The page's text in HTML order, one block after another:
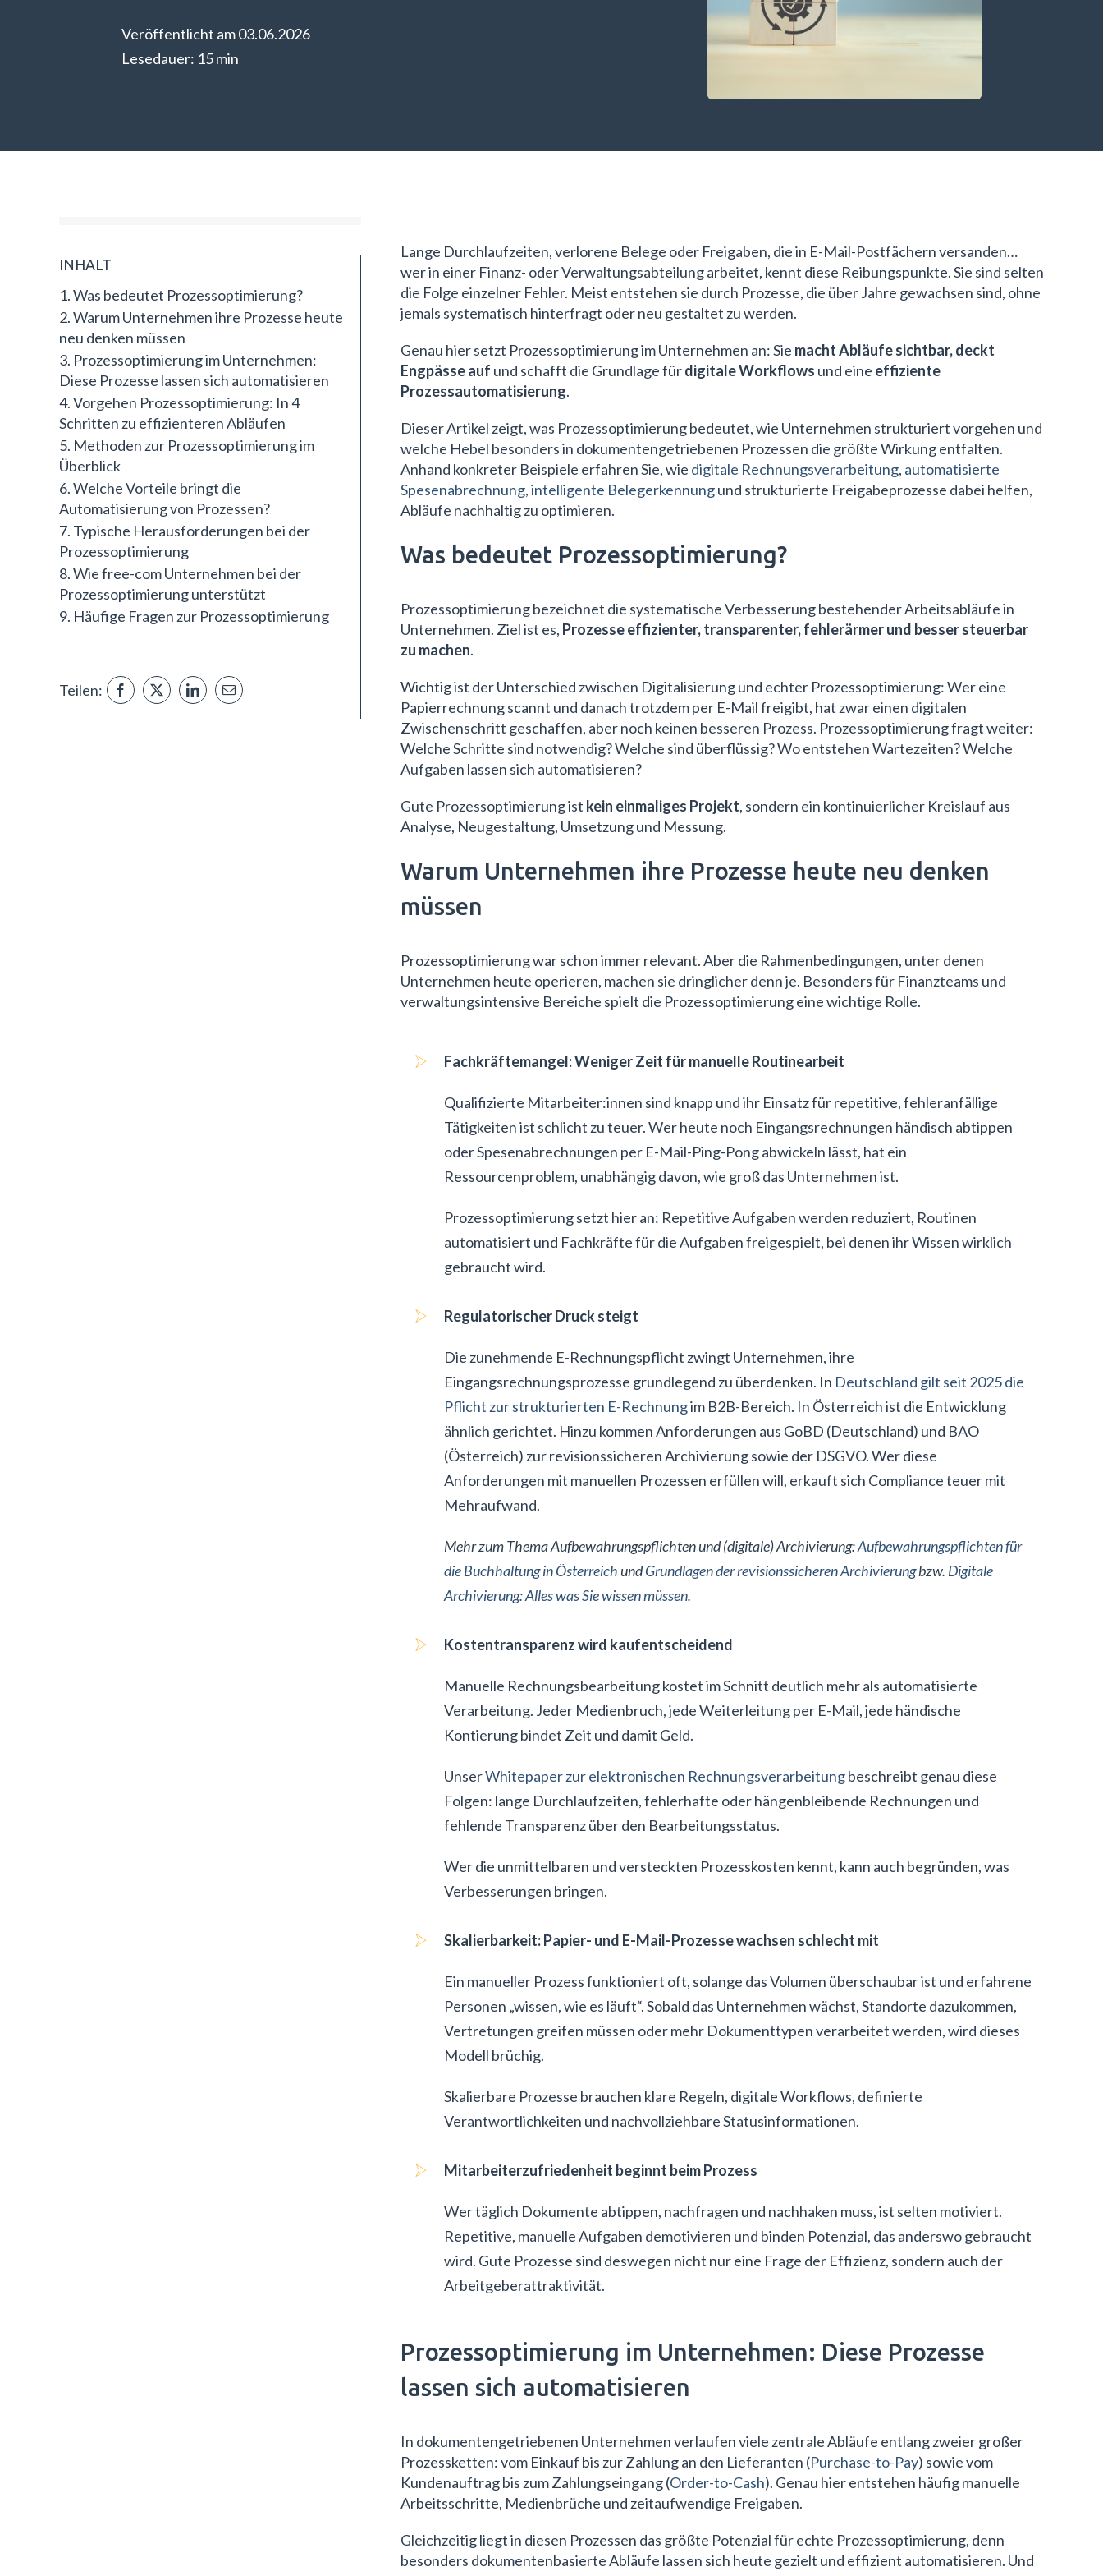
Veröffentlicht am 03.06.2026
Lesedauer: 15 min
INHALT
Was bedeutet Prozessoptimierung?
Warum Unternehmen ihre Prozesse heute
neu denken müssen
Prozessoptimierung im Unternehmen:
Diese Prozesse lassen sich automatisieren
Vorgehen Prozessoptimierung: In 4
Schritten zu effizienteren Abläufen
Methoden zur Prozessoptimierung im
Überblick
Welche Vorteile bringt die
Automatisierung von Prozessen?
Typische Herausforderungen bei der
Prozessoptimierung
Wie free-com Unternehmen bei der
Prozessoptimierung unterstützt
Häufige Fragen zur Prozessoptimierung
Teilen:
Lange Durchlaufzeiten, verlorene Belege oder Freigaben, die in E-Mail-Postfächern versanden…
wer in einer Finanz- oder Verwaltungsabteilung arbeitet, kennt diese Reibungspunkte. Sie sind selten
die Folge einzelner Fehler. Meist entstehen sie durch Prozesse, die über Jahre gewachsen sind, ohne
jemals systematisch hinterfragt oder neu gestaltet zu werden.
Genau hier setzt Prozessoptimierung im Unternehmen an: Sie macht Abläufe sichtbar, deckt
Engpässe auf und schafft die Grundlage fürdigitale Workflows und eine effiziente
Prozessautomatisierung.
Dieser Artikel zeigt, was Prozessoptimierung bedeutet, wie Unternehmen strukturiert vorgehen und
welche Hebel besonders in dokumentengetriebenen Prozessen die größte Wirkung entfalten.
Anhand konkreter Beispiele erfahren Sie, wie digitale Rechnungsverarbeitung, automatisierte
Spesenabrechnung, intelligente Belegerkennungund strukturierte Freigabeprozesse dabei helfen,
Abläufe nachhaltig zu optimieren.
Was bedeutet Prozessoptimierung?
Prozessoptimierung bezeichnet die systematische Verbesserung bestehender Arbeitsabläufe in
Unternehmen. Ziel ist es, Prozesse effizienter, transparenter, fehlerärmer und besser steuerbar
zu machen.
Wichtig ist der Unterschied zwischen Digitalisierung und echter Prozessoptimierung: Wer eine
Papierrechnung scannt und danach trotzdem per E-Mail freigibt, hat zwar einen digitalen
Zwischenschritt geschaffen, aber noch keinen besseren Prozess. Prozessoptimierung fragt weiter:
Welche Schritte sind notwendig? Welche sind überflüssig? Wo entstehen Wartezeiten? Welche
Aufgaben lassen sich automatisieren?
Gute Prozessoptimierung ist kein einmaliges Projekt, sondern ein kontinuierlicher Kreislauf aus
Analyse, Neugestaltung, Umsetzung und Messung.
Warum Unternehmen ihre Prozesse heute neu denken
müssen
Prozessoptimierung war schon immer relevant. Aber die Rahmenbedingungen, unter denen
Unternehmen heute operieren, machen sie dringlicher denn je. Besonders für Finanzteams und
verwaltungsintensive Bereiche spielt die Prozessoptimierung eine wichtige Rolle.
Fachkräftemangel: Weniger Zeit für manuelle Routinearbeit
Qualifizierte Mitarbeiter:innen sind knapp und ihr Einsatz für repetitive, fehleranfällige
Tätigkeiten ist schlicht zu teuer. Wer heute noch Eingangsrechnungen händisch abtippen
oder Spesenabrechnungen per E-Mail-Ping-Pong abwickeln lässt, hat ein
Ressourcenproblem, unabhängig davon, wie groß das Unternehmen ist.
Prozessoptimierung setzt hier an: Repetitive Aufgaben werden reduziert, Routinen
automatisiert und Fachkräfte für die Aufgaben freigespielt, bei denen ihr Wissen wirklich
gebraucht wird.
Regulatorischer Druck steigt
Die zunehmende E-Rechnungspflicht zwingt Unternehmen, ihre
Eingangsrechnungsprozesse grundlegend zu überdenken. In Deutschland gilt seit 2025 die
Pflicht zur strukturierten E-Rechnungim B2B-Bereich. In Österreich ist die Entwicklung
ähnlich gerichtet. Hinzu kommen Anforderungen aus GoBD (Deutschland) und BAO
(Österreich) zur revisionssicheren Archivierung sowie der DSGVO. Wer diese
Anforderungen mit manuellen Prozessen erfüllen will, erkauft sich Compliance teuer mit
Mehraufwand.
Mehr zum Thema Aufbewahrungspflichten und (digitale) Archivierung:Aufbewahrungspflichten für
die Buchhaltung in ÖsterreichundGrundlagen der revisionssicheren Archivierungbzw. Digitale
Archivierung: Alles was Sie wissen müssen.
Kostentransparenz wird kaufentscheidend
Manuelle Rechnungsbearbeitung kostet im Schnitt deutlich mehr als automatisierte
Verarbeitung. Jeder Medienbruch, jede Weiterleitung per E-Mail, jede händische
Kontierung bindet Zeit und damit Geld.
UnserWhitepaper zur elektronischen Rechnungsverarbeitungbeschreibt genau diese
Folgen: lange Durchlaufzeiten, fehlerhafte oder hängenbleibende Rechnungen und
fehlende Transparenz über den Bearbeitungsstatus.
Wer die unmittelbaren und versteckten Prozesskosten kennt, kann auch begründen, was
Verbesserungen bringen.
Skalierbarkeit: Papier- und E-Mail-Prozesse wachsen schlecht mit
Ein manueller Prozess funktioniert oft, solange das Volumen überschaubar ist und erfahrene
Personen „wissen, wie es läuft“. Sobald das Unternehmen wächst, Standorte dazukommen,
Vertretungen greifen müssen oder mehr Dokumenttypen verarbeitet werden, wird dieses
Modell brüchig.
Skalierbare Prozesse brauchen klare Regeln, digitale Workflows, definierte
Verantwortlichkeiten und nachvollziehbare Statusinformationen.
Mitarbeiterzufriedenheit beginnt beim Prozess
Wer täglich Dokumente abtippen, nachfragen und nachhaken muss, ist selten motiviert.
Repetitive, manuelle Aufgaben demotivieren und binden Potenzial, das anderswo gebraucht
wird. Gute Prozesse sind deswegen nicht nur eine Frage der Effizienz, sondern auch der
Arbeitgeberattraktivität.
Prozessoptimierung im Unternehmen: Diese Prozesse
lassen sich automatisieren
In dokumentengetriebenen Unternehmen verlaufen viele zentrale Abläufe entlang zweier großer
Prozessketten: vom Einkauf bis zur Zahlung an den Lieferanten (Purchase-to-Pay) sowie vom
Kundenauftrag bis zum Zahlungseingang (Order-to-Cash). Genau hier entstehen häufig manuelle
Arbeitsschritte, Medienbrüche und zeitaufwendige Freigaben.
Gleichzeitig liegt in diesen Prozessen das größte Potenzial für echte Prozessoptimierung, denn
besonders dokumentenbasierte Abläufe lassen sich heute gezielt und effizient automatisieren. Und